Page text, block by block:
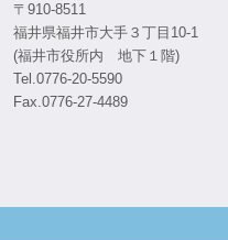
〒910-8511
福井県福井市大手３丁目10-1
(福井市役所内 地下１階)
Tel.0776-20-5590
Fax.0776-27-4489